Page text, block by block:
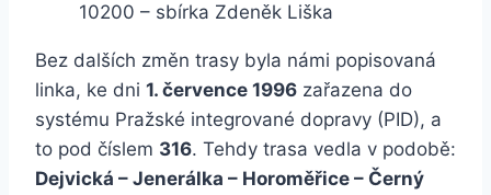
10200 – sbírka Zdeněk Liška
Bez dalších změn trasy byla námi popisovaná
linka, ke dni 1. července 1996 zařazena do
systému Pražské integrované dopravy (PID), a
to pod číslem 316. Tehdy trasa vedla v podobě:
Dejvická – Jenerálka – Horoměřice – Černý